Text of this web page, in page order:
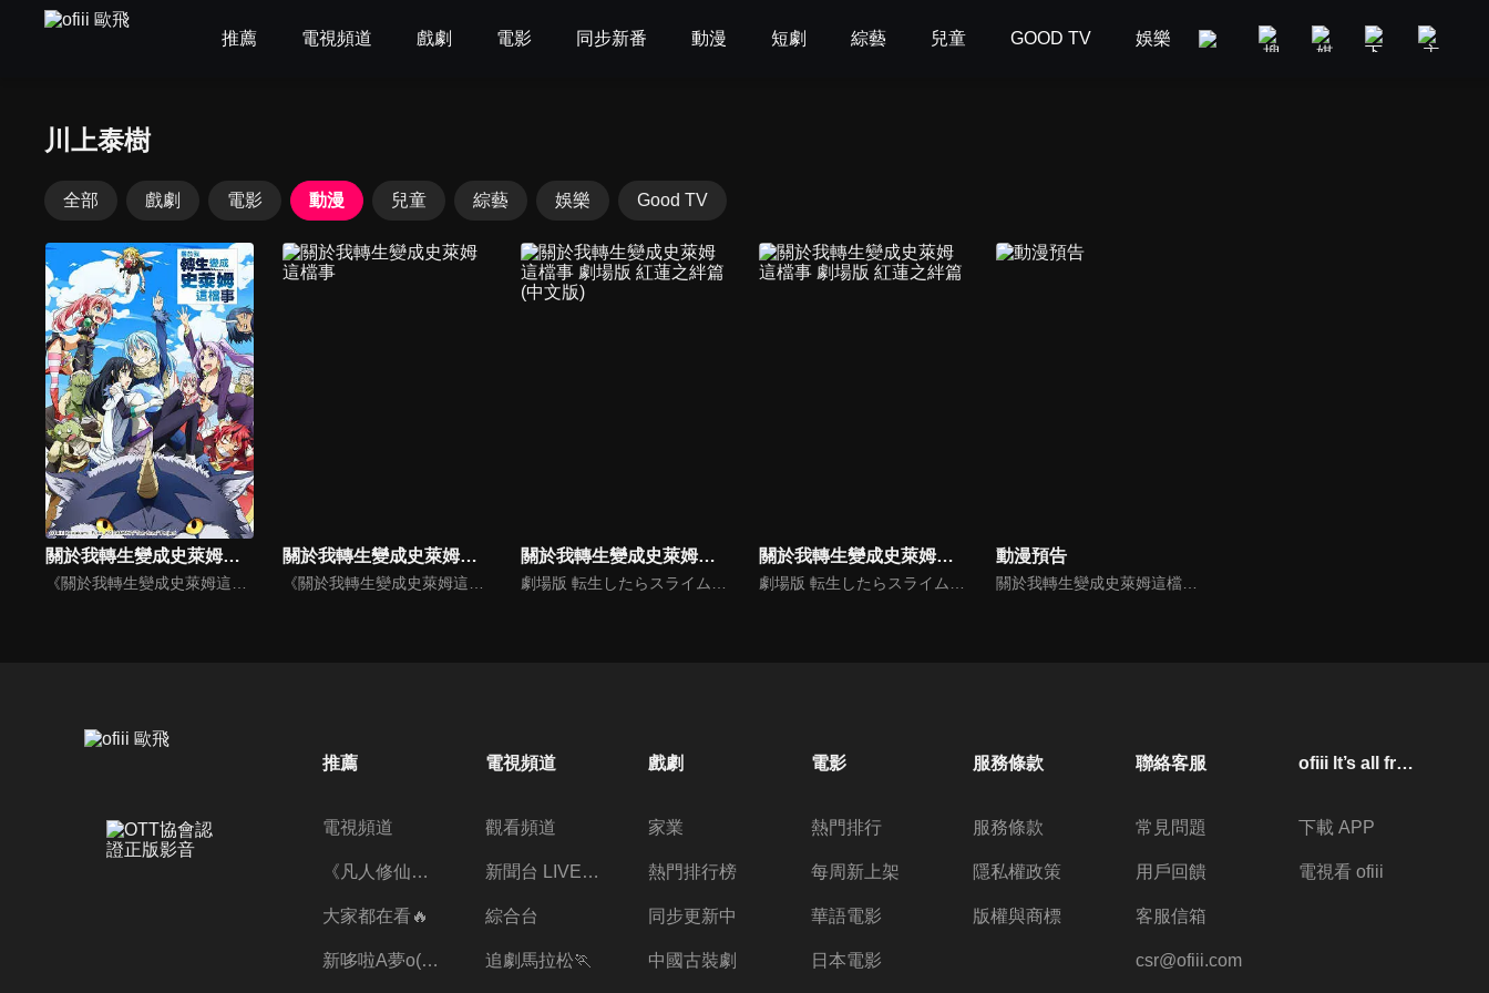
推薦 電視頻道 戲劇 電影 同步新番 動漫 短劇 綜藝 兒童 GOOD TV 娛樂 美食旅遊 新聞政論
川上泰樹
全部 戲劇 電影 動漫 兒童 綜藝 娛樂 Good TV
關於我轉生變成史萊姆這檔事(國) 關於我轉生變成史萊姆這檔事 關於我轉生變成史萊姆這檔事 劇場版 紅蓮之絆篇(中文版) 關於我轉生變成史萊姆這檔事 劇場版 紅蓮之絆篇 動漫預告
推薦
電視頻道
《凡人修仙傳》第五季全新開播✨
大家都在看🔥
新哆啦A夢o((ﾐﾟｴﾟﾐ))o
電視頻道
觀看頻道
新聞台 LIVE 直播
綜合台
追劇馬拉松🏃
戲劇
家業
熱門排行榜
同步更新中
中國古裝劇
電影
熱門排行
每周新上架
華語電影
日本電影
服務條款
服務條款
隱私權政策
版權與商標
聯絡客服
常見問題
用戶回饋
客服信箱
csr@ofiii.com
ofiii lt’s all free
下載 APP
電視看 ofiii